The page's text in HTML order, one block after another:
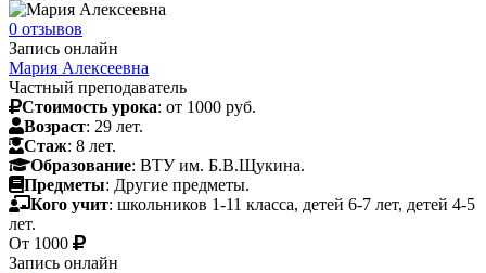
0 отзывов
Запись онлайн
Мария Алексеевна
Частный преподаватель
Стоимость урока: от 1000 руб.
Возраст: 29 лет.
Стаж: 8 лет.
Образование: ВТУ им. Б.В.Щукина.
Предметы: Другие предметы.
Кого учит: школьников 1-11 класса, детей 6-7 лет, детей 4-5
лет.
От 1000
Запись онлайн